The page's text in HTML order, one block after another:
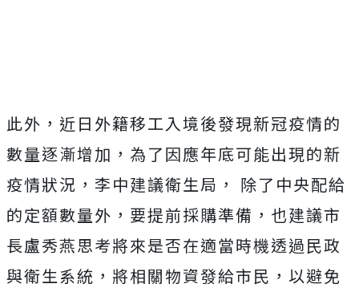
此外，近日外籍移工入境後發現新冠疫情的
數量逐漸增加，為了因應年底可能出現的新
疫情狀況，李中建議衛生局， 除了中央配給
的定額數量外，要提前採購準備，也建議市
長盧秀燕思考將來是否在適當時機透過民政
與衛生系統，將相關物資發給市民，以避免